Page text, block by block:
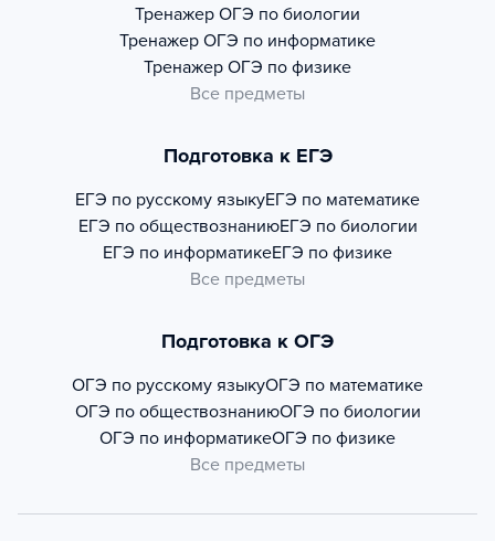
Тренажер ОГЭ по биологии
Тренажер ОГЭ по информатике
Тренажер ОГЭ по физике
Все предметы
Подготовка к ЕГЭ
ЕГЭ по русскому языкуЕГЭ по математике
ЕГЭ по обществознаниюЕГЭ по биологии
ЕГЭ по информатикеЕГЭ по физике
Все предметы
Подготовка к ОГЭ
ОГЭ по русскому языкуОГЭ по математике
ОГЭ по обществознаниюОГЭ по биологии
ОГЭ по информатикеОГЭ по физике
Все предметы